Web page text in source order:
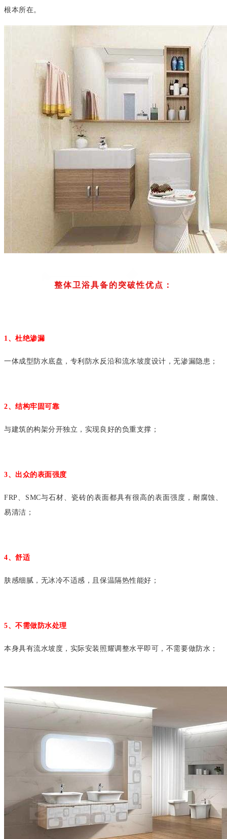
根本所在。
整体卫浴具备的突破性优点：
1、杜绝渗漏
一体成型防水底盘，专利防水反沿和流水坡度设计，无渗漏隐患；
2、结构牢固可靠
与建筑的构架分开独立，实现良好的负重支撑；
3、出众的表面强度
FRP、SMC与石材、瓷砖的表面都具有很高的表面强度，耐腐蚀、
易清洁；
4、舒适
肤感细腻，无冰冷不适感，且保温隔热性能好；
5、不需做防水处理
本身具有流水坡度，实际安装照耀调整水平即可，不需要做防水；